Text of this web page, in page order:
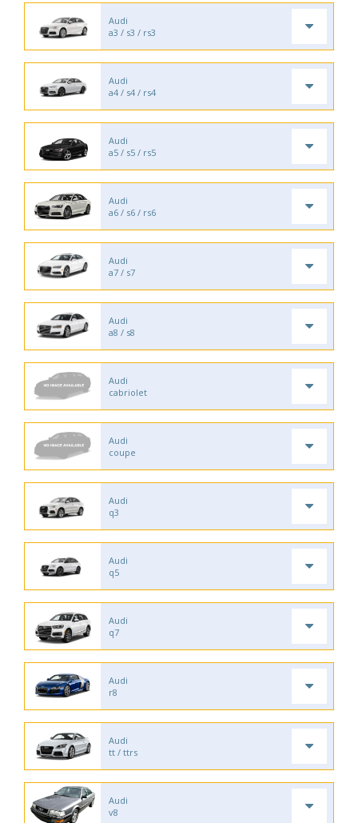
Audi
a3 / s3 / rs3
Audi
a4 / s4 / rs4
Audi
a5 / s5 / rs5
Audi
a6 / s6 / rs6
Audi
a7 / s7
Audi
a8 / s8
Audi
cabriolet
Audi
coupe
Audi
q3
Audi
q5
Audi
q7
Audi
r8
Audi
tt / ttrs
Audi
v8